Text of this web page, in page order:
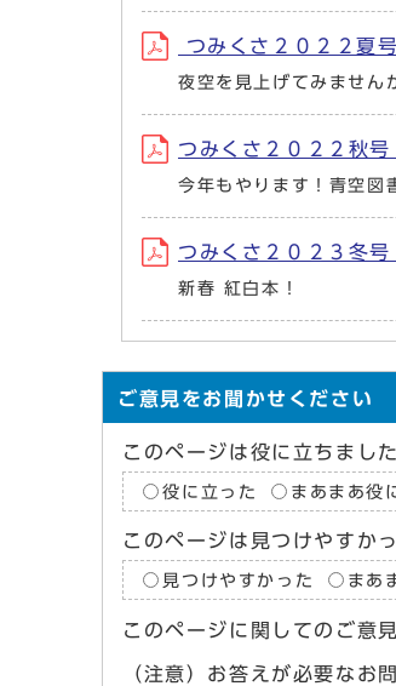
つみくさ２０２２夏
夜空を見上げてみません
つみくさ２０２２秋
今年もやります！青空図
つみくさ２０２３冬
新春 紅白本！
ご意見をお聞かせください
このページは役に立ちまし
役に立った まあまあ役
このページは見つけやすか
見つけやすかった まあ
このページに関してのご意
（注意）お答えが必要なお